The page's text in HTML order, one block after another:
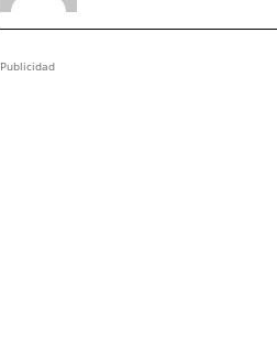
Publicidad